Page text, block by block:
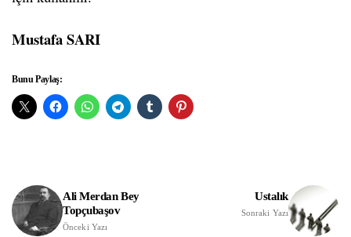
Mustafa SARI
Bunu Paylaş:
Ali Merdan Bey
Topçubaşov
Önceki Yazı
Ustalık
Sonraki Yazı